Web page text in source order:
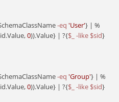
-eq 'User'} | %
0)).Value} | ?{$_ -like $sid}
-eq 'Group'} | %
0)).Value} | ?{$_ -like $sid}